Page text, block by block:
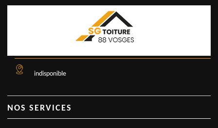
indisponible
NOS SERVICES